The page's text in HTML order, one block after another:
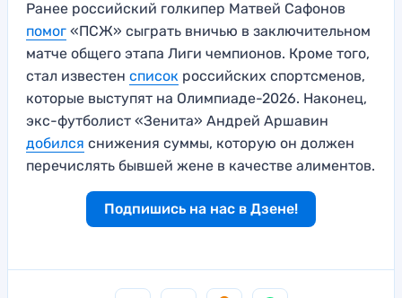
Ранее российский голкипер Матвей Сафонов
помог «ПСЖ» сыграть вничью в заключительном
матче общего этапа Лиги чемпионов. Кроме того,
стал известен список российских спортсменов,
которые выступят на Олимпиаде-2026. Наконец,
экс-футболист «Зенита» Андрей Аршавин
добился снижения суммы, которую он должен
перечислять бывшей жене в качестве алиментов.
Подпишись на нас в Дзене!